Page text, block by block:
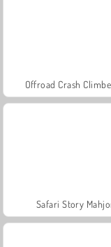
Offroad Crash
Safari Story